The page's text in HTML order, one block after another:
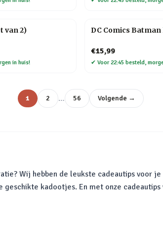
van 2)
in huis!
DC Comics
€15,99
✔ Voor 22:45 besteld,
1 2 … 56 Volgende →
Wij hebben de leukste cadeautips voor
kadootjes. En met onze